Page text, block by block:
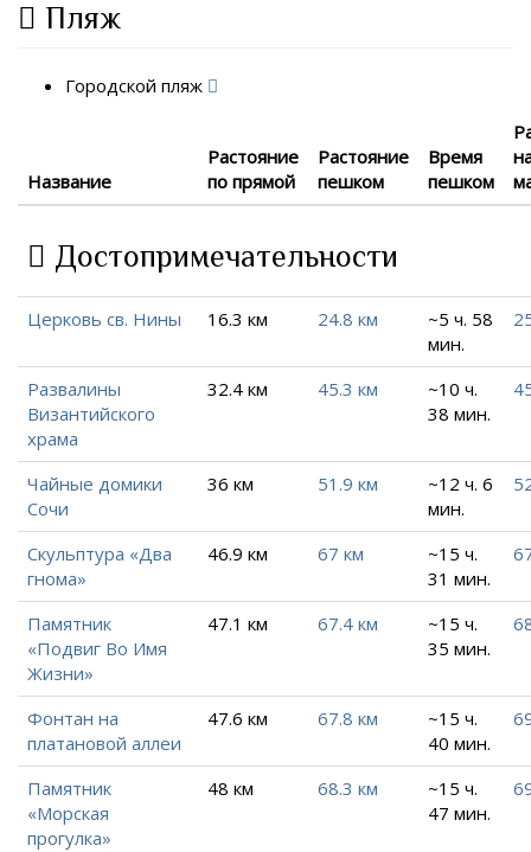
Пляж
Городской пляж
Название
Растояние
по прямой
Растояние
пешком
Время
пешком
Достопримечательности
Церковь св. Нины 16.3 км 24.8 км
~5 ч. 58
мин.
Развалины
Византийского
храма
32.4 км 45.3 км
~10 ч.
38 мин.
Чайные домики
Сочи
36 км 51.9 км
~12 ч. 6
мин.
Скульптура «Два
гнома»
46.9 км 67 км
~15 ч.
31 мин.
Памятник
«Подвиг Во Имя
Жизни»
47.1 км 67.4 км
~15 ч.
35 мин.
Фонтан на
платановой аллеи
47.6 км 67.8 км
~15 ч.
40 мин.
Памятник
«Морская
прогулка»
48 км 68.3 км
~15 ч.
47 мин.